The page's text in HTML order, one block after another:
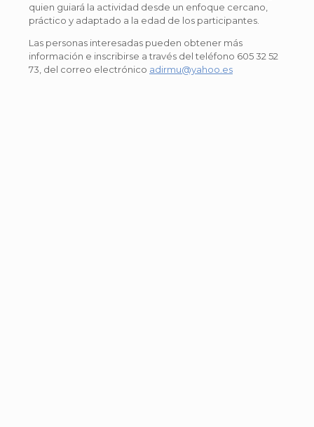
quien guiará la actividad desde un enfoque cercano,
práctico y adaptado a la edad de los participantes.
Las personas interesadas pueden obtener más
información e inscribirse a través del teléfono 605 32 52
73, del correo electrónico adirmu@yahoo.es